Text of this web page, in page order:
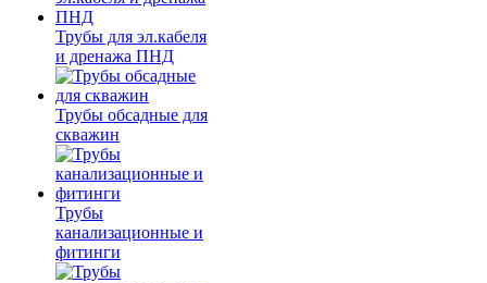
Трубы для эл.кабеля
и дренажа ПНД
Трубы обсадные для
скважин
Трубы
канализационные и
фитинги